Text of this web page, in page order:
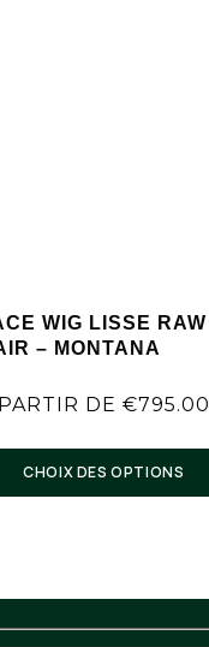
WIG LISSE RAW
– MONTANA
DE€795.00
CHOIX DES OPTIONS